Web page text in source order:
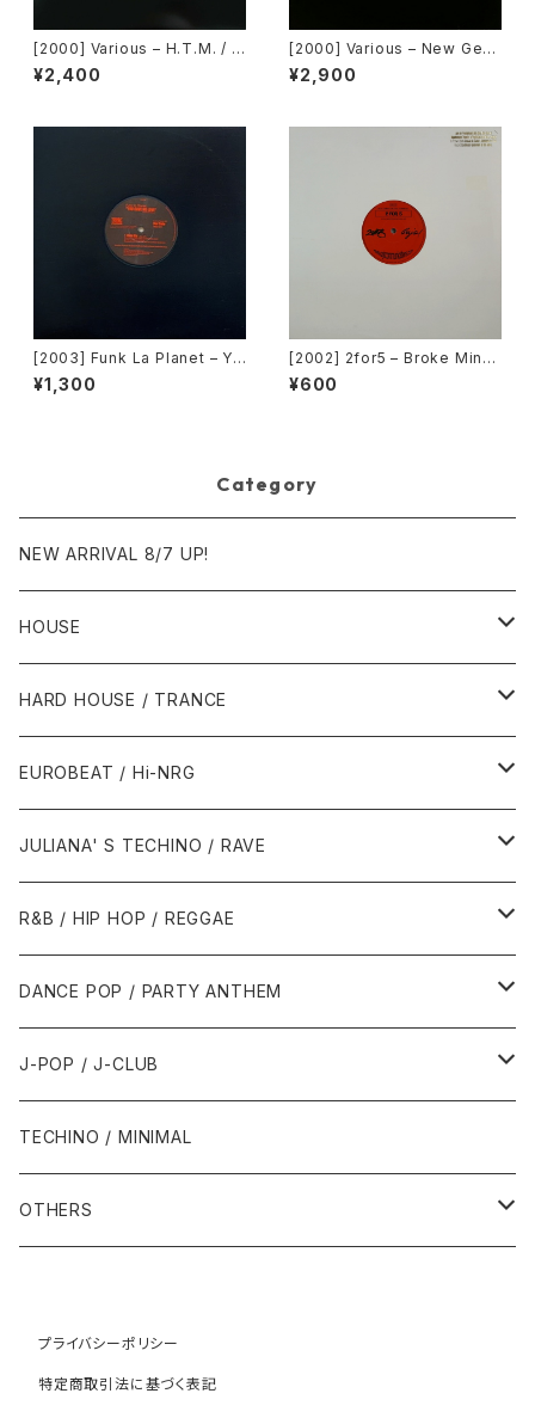
[2000] Various – H.T.M. / B
ack To The "Disco" ~私もD
iscoへ連れていって~ Reques
¥2,400
[2000] Various – New Gen
eration / Back To The "Dis
co" ~私もDiscoへ連れていっ
¥2,900
[2003] Funk La Planet – Yo
u Gave Me Love (Funk La
Planet 007)[Funk La Plane
¥1,300
[2002] 2for5 – Broke Mind
s Think Alike [Cajo!]
¥600
Category
NEW ARRIVAL 8/7 UP!
HOUSE
1980年代
1987年・以前
1988年
1990年代
1990年
1991年
1995年
1996年
1998年
2000年代
2000年
2001年
2005年
2007年
2010年代
2010年
2011年
2016年
HARD HOUSE / TRANCE
1990年代
1994年・以前
1995年
1999年
2000年代
2000年
2001年
2005年
2007年
EUROBEAT / Hi-NRG
1980年代
1986年・以前
1987年
1990年代
1990年
1991年
2000年代
JULIANA' S TECHINO / RAVE
1990年代
1990年
1991年
1996年 - 1999年
2000年代
2000年
2001年
R&B / HIP HOP / REGGAE
1980年代
1985年・以前
1986年
1990年代
1990年
1991年
1993年
2000年代
2000年
2002年
DANCE POP / PARTY ANTHEM
1980年代
1988年・以前
1989年
1990年代
1990年
1992年
2000年代
2001年
J-POP / J-CLUB
1980年代
1990年代
1991年
2000年
TECHINO / MINIMAL
OTHERS
1985年・以前
1990年代
プライバシーポリシー
特定商取引法に基づく表記